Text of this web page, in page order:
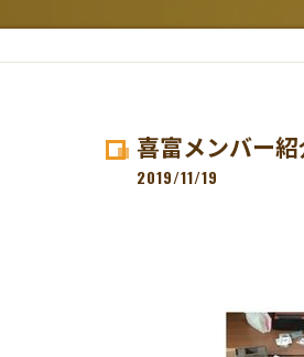
喜富メンバー紹
2019/11/19